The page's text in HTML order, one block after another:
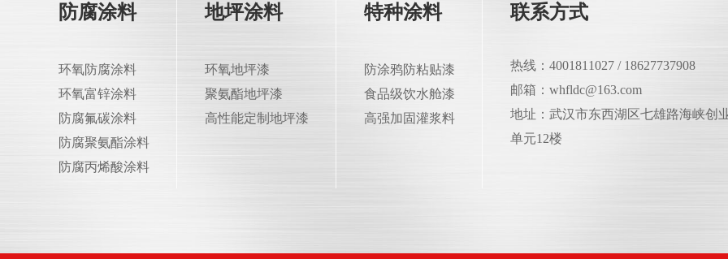
防腐涂料
环氧防腐涂料
环氧富锌涂料
防腐氟碳涂料
防腐聚氨酯涂料
防腐丙烯酸涂料
地坪涂料
环氧地坪漆
聚氨酯地坪漆
高性能定制地坪漆
特种涂料
防涂鸦防粘贴漆
食品级饮水舱漆
高强加固灌浆料
联系方式
热线：4001811027 / 18627737908
邮箱：whfldc@163.com
地址：武汉市东西湖区七雄路海峡创
单元12楼